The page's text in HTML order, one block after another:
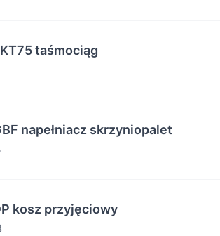
taśmociąg
napełniacz skrzyniopalet
kosz przyjęciowy